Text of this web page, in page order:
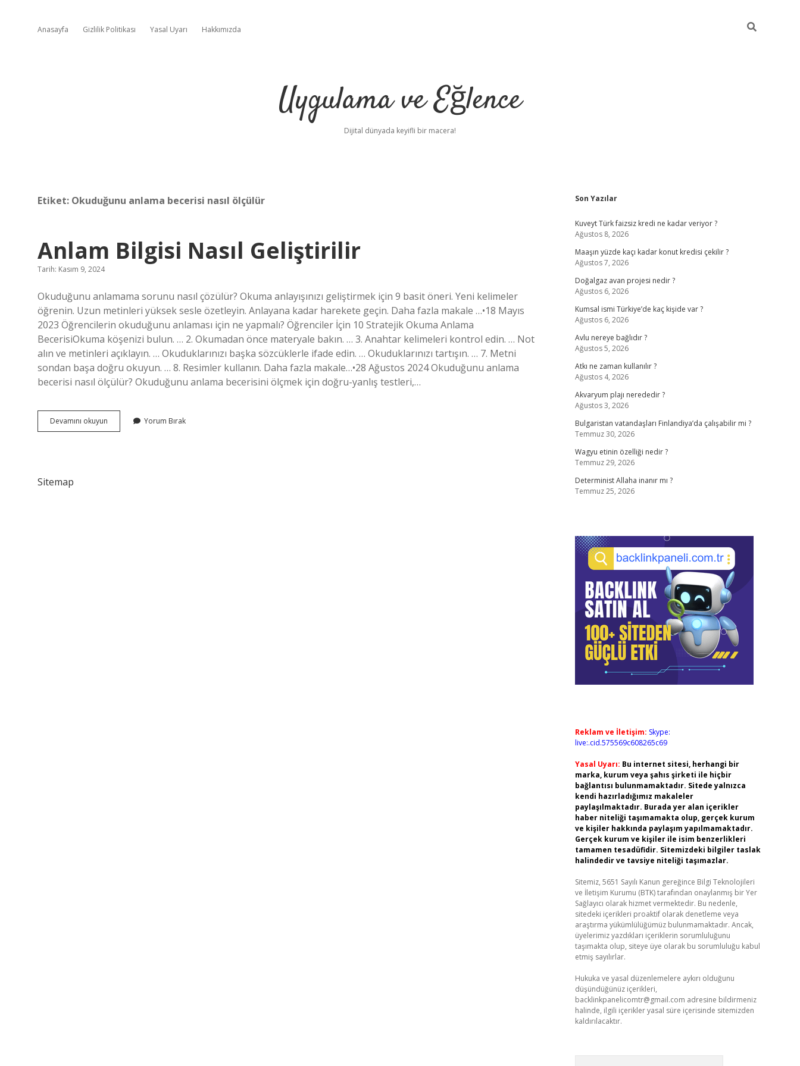
Anasayfa Gizlilik Politikası Yasal Uyarı Hakkımızda
Uygulama ve Eğlence
Dijital dünyada keyifli bir macera!
Etiket: Okuduğunu anlama becerisi nasıl ölçülür
Anlam Bilgisi Nasıl Geliştirilir
Tarih: Kasım 9, 2024
Okuduğunu anlamama sorunu nasıl çözülür? Okuma anlayışınızı geliştirmek için 9 basit öneri. Yeni kelimeler
öğrenin. Uzun metinleri yüksek sesle özetleyin. Anlayana kadar harekete geçin. Daha fazla makale …•18 Mayıs
2023 Öğrencilerin okuduğunu anlaması için ne yapmalı? Öğrenciler İçin 10 Stratejik Okuma Anlama
BecerisiOkuma köşenizi bulun. … 2. Okumadan önce materyale bakın. … 3. Anahtar kelimeleri kontrol edin. … Not
alın ve metinleri açıklayın. … Okuduklarınızı başka sözcüklerle ifade edin. … Okuduklarınızı tartışın. … 7. Metni
sondan başa doğru okuyun. … 8. Resimler kullanın. Daha fazla makale…•28 Ağustos 2024 Okuduğunu anlama
becerisi nasıl ölçülür? Okuduğunu anlama becerisini ölçmek için doğru-yanlış testleri,…
Devamını okuyun
Bilgisi
Yorum Bırak
Sitemap
Sidebar
Son Yazılar
Kuveyt Türk faizsiz kredi ne kadar veriyor ?
Ağustos 8, 2026
Maaşın yüzde kaçı kadar konut kredisi çekilir ?
Ağustos 7, 2026
Doğalgaz avan projesi nedir ?
Ağustos 6, 2026
Kumsal ismi Türkiye’de kaç kişide var ?
Ağustos 6, 2026
Avlu nereye bağlıdır ?
Ağustos 5, 2026
Atkı ne zaman kullanılır ?
Ağustos 4, 2026
Akvaryum plajı nerededir ?
Ağustos 3, 2026
Bulgaristan vatandaşları Finlandiya’da çalışabilir mi ?
Temmuz 30, 2026
Wagyu etinin özelliği nedir ?
Temmuz 29, 2026
Determinist Allaha inanır mı ?
Temmuz 25, 2026
Reklam ve İletişim: Skype:
live:.cid.575569c608265c69
Yasal Uyarı: Bu internet sitesi, herhangi bir
marka, kurum veya şahıs şirketi ile hiçbir
bağlantısı bulunmamaktadır. Sitede yalnızca
kendi hazırladığımız makaleler
paylaşılmaktadır. Burada yer alan içerikler
haber niteliği taşımamakta olup, gerçek kurum
ve kişiler hakkında paylaşım yapılmamaktadır.
Gerçek kurum ve kişiler ile isim benzerlikleri
tamamen tesadüfidir. Sitemizdeki bilgiler taslak
halindedir ve tavsiye niteliği taşımazlar.
Sitemiz, 5651 Sayılı Kanun gereğince Bilgi Teknolojileri
ve İletişim Kurumu (BTK) tarafından onaylanmış bir Yer
Sağlayıcı olarak hizmet vermektedir. Bu nedenle,
sitedeki içerikleri proaktif olarak denetleme veya
araştırma yükümlülüğümüz bulunmamaktadır. Ancak,
üyelerimiz yazdıkları içeriklerin sorumluluğunu
taşımakta olup, siteye üye olarak bu sorumluluğu kabul
etmiş sayılırlar.
Hukuka ve yasal düzenlemelere aykırı olduğunu
düşündüğünüz içerikleri,
backlinkpanelicomtr@gmail.com adresine bildirmeniz
halinde, ilgili içerikler yasal süre içerisinde sitemizden
kaldırılacaktır.